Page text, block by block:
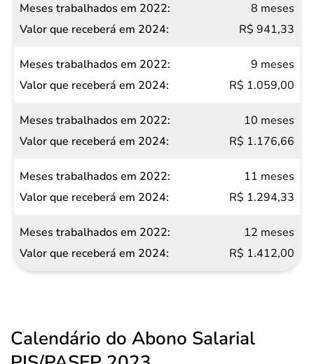
8 meses
R$ 941,33
9 meses
R$ 1.059,00
10 meses
R$ 1.176,66
11 meses
R$ 1.294,33
12 meses
R$ 1.412,00
Calendário do Abono Salarial